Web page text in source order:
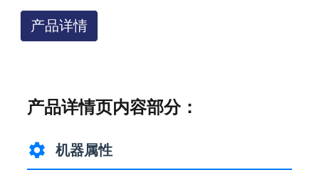
产品详情
产品详情页内容部分：
机器属性